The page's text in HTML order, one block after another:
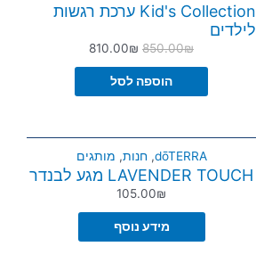
Kid's Collection ערכת רגשות
לילדים
850.00₪
810.00₪
הוספה לסל
dōTERRA
,חנות, מותגים
LAVENDER TOUCH מגע לבנדר
105.00₪
מידע נוסף